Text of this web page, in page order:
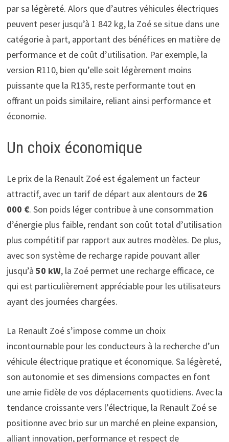
par sa légèreté. Alors que d’autres véhicules électriques
peuvent peser jusqu’à 1 842 kg, la Zoé se situe dans une
catégorie à part, apportant des bénéfices en matière de
performance et de coût d’utilisation. Par exemple, la
version R110, bien qu’elle soit légèrement moins
puissante que la R135, reste performante tout en
offrant un poids similaire, reliant ainsi performance et
économie.
Un choix économique
Le prix de la Renault Zoé est également un facteur
attractif, avec un tarif de départ aux alentours de 26
000 €. Son poids léger contribue à une consommation
d’énergie plus faible, rendant son coût total d’utilisation
plus compétitif par rapport aux autres modèles. De plus,
avec son système de recharge rapide pouvant aller
jusqu’à 50 kW, la Zoé permet une recharge efficace, ce
qui est particulièrement appréciable pour les utilisateurs
ayant des journées chargées.
La Renault Zoé s’impose comme un choix
incontournable pour les conducteurs à la recherche d’un
véhicule électrique pratique et économique. Sa légèreté,
son autonomie et ses dimensions compactes en font
une amie fidèle de vos déplacements quotidiens. Avec la
tendance croissante vers l’électrique, la Renault Zoé se
positionne avec brio sur un marché en pleine expansion,
alliant innovation, performance et respect de